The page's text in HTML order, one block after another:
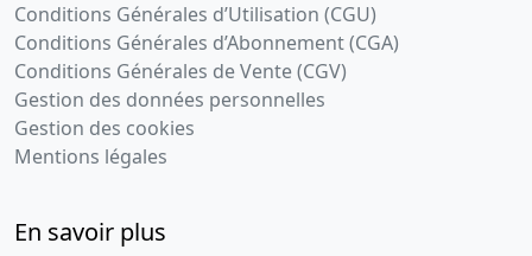
Conditions Générales d’Utilisation (CGU)
Conditions Générales d’Abonnement (CGA)
Conditions Générales de Vente (CGV)
Gestion des données personnelles
Gestion des cookies
Mentions légales
En savoir plus